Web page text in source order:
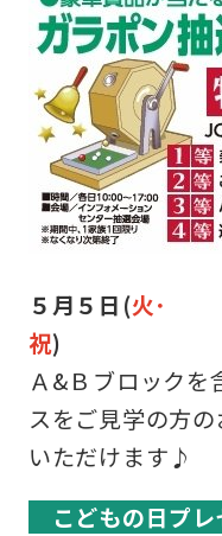
５月５日(火･
祝
Ａ&Ｂブロックを
スをご見学の方
いただけます♪
こどもの日プ